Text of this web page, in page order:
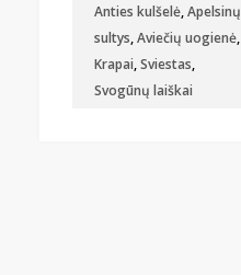
Anties kulšelė,Apelsinų
sultys,Aviečių uogienė,
Krapai,Sviestas,
Svogūnų laiškai